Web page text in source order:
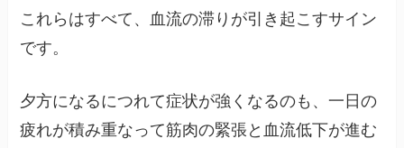
これらはすべて、血流の滞りが引き起こすサイン
です。
夕方になるにつれて症状が強くなるのも、一日の
疲れが積み重なって筋肉の緊張と血流低下が進む